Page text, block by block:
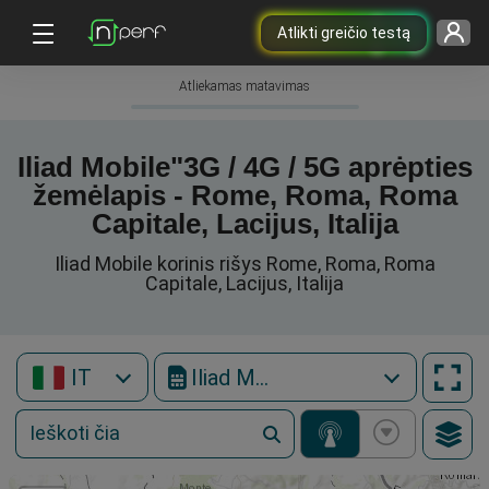
Atlikti greičio testą
Atliekamas matavimas
Iliad Mobile"3G / 4G / 5G aprėpties
žemėlapis - Rome, Roma, Roma
Capitale, Lacijus, Italija
Iliad Mobile korinis rišys Rome, Roma, Roma
Capitale, Lacijus, Italija
IT Iliad Mobile